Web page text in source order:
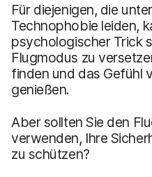
Für diejenigen, die
Technophobie leiden,
psychologischer Trick
Flugmodus zu
finden und das Gefühl
genießen.
Aber sollten Sie den
verwenden, Ihre
zu schützen?